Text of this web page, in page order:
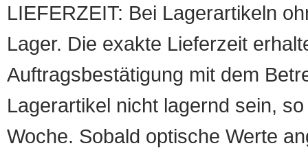
LIEFERZEIT: Bei Lagerartikeln
Lager. Die exakte Lieferzeit
Auftragsbestätigung mit dem
Lagerartikel nicht lagernd sein,
Woche. Sobald optische Werte